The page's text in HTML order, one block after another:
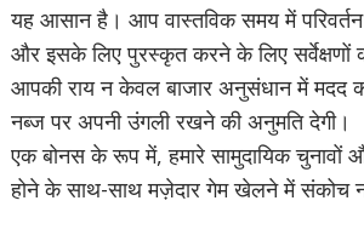
यह आसान है। आप वास्तविक समय में
और इसके लिए पुरस्कृत करने के लिए सर्वेक्षणों
आपकी राय न केवल बाजार अनुसंधान में मदद
नब्ज पर अपनी उंगली रखने की अनुमति देगी।
एक बोनस के रूप में, हमारे सामुदायिक चुनावों
होने के साथ-साथ मज़ेदार गेम खेलने में संकोच